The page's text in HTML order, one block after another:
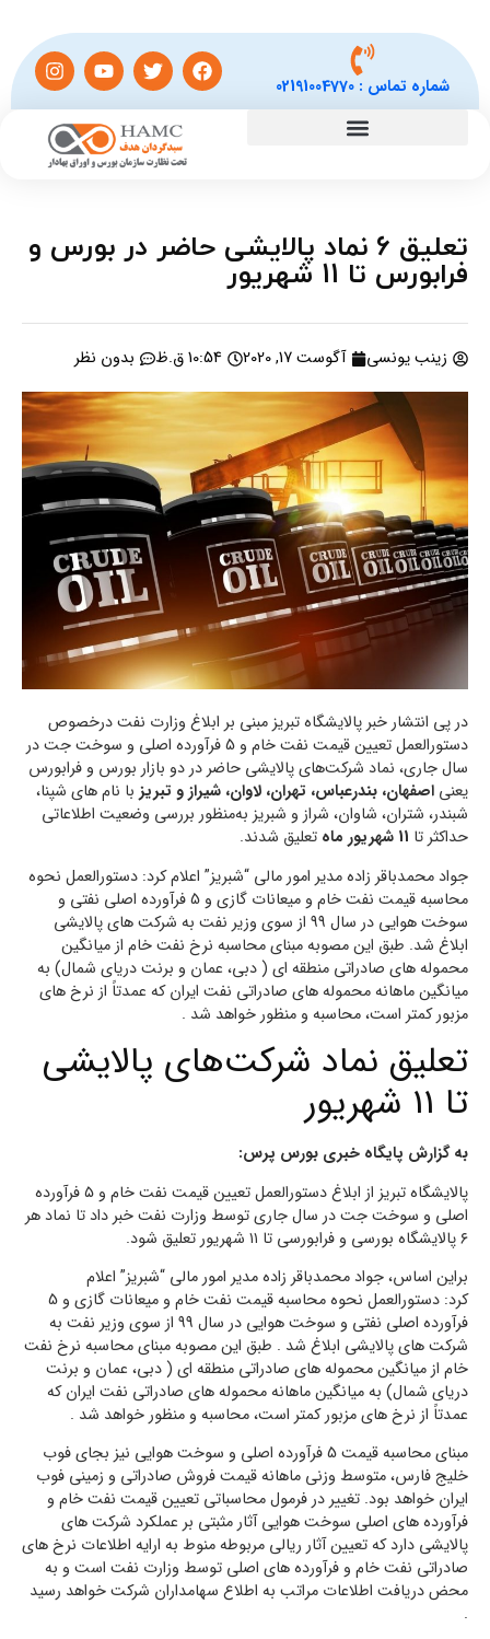
شماره تماس :02191004770
تعلیق 6 نماد پالایشی حاضر در بورس و
فرابورس تا 11 شهریور
زینب یونسی آگوست 17, 2020 10:54 ق.ظ بدون نظر
در پی انتشار خبر پالایشگاه تبریز مبنی بر ابلاغ وزارت نفت درخصوص
دستورالعمل تعیین قیمت نفت خام و 5 فرآورده اصلی و سوخت جت در
سال جاری، نماد شرکت‌های پالایشی حاضر در دو بازار بورس و فرابورس
یعنی اصفهان، بندرعباس، تهران، لاوان، شیراز و تبریز با نام های شپنا،
شبندر، شتران، شاوان، شراز و شبریز به‌منظور بررسی وضعیت اطلاعاتی
حداکثر تا 11 شهریور ماه
تعلیق شدند.
جواد محمدباقر زاده مدیر امور مالی “شبریز” اعلام کرد: دستورالعمل نحوه
محاسبه قیمت نفت خام و میعانات گازی و 5 فرآورده اصلی نفتی و
سوخت هوایی در سال 99 از سوی وزیر نفت به شرکت های پالایشی
ابلاغ شد. طبق این مصوبه مبنای محاسبه نرخ نفت خام از میانگین
محموله های صادراتی منطقه ای ( دبی، عمان و برنت دریای شمال) به
میانگین ماهانه محموله های صادراتی نفت ایران که عمدتاً از نرخ های
مزبور کمتر است، محاسبه و منظور خواهد شد .
تعلیق نماد شرکت‌های پالایشی
تا 11 شهریور
به گزارش پایگاه خبری بورس پرس:
پالایشگاه تبریز از ابلاغ دستورالعمل تعیین قیمت نفت خام و ۵ فرآورده
اصلی و سوخت جت در سال جاری توسط وزارت نفت خبر داد تا نماد هر
۶ پالایشگاه بورسی و فرابورسی تا ۱۱ شهریور تعلیق شود.
براین اساس، جواد محمدباقر زاده مدیر امور مالی “شبریز” اعلام
کرد: دستورالعمل نحوه محاسبه قیمت نفت خام و میعانات گازی و 5
فرآورده اصلی نفتی و سوخت هوایی در سال 99 از سوی وزیر نفت به
شرکت های پالایشی ابلاغ شد . طبق این مصوبه مبنای محاسبه نرخ نفت
خام از میانگین محموله های صادراتی منطقه ای ( دبی، عمان و برنت
دریای شمال) به میانگین ماهانه محموله های صادراتی نفت ایران که
عمدتاً از نرخ های مزبور کمتر است، محاسبه و منظور خواهد شد .
مبنای محاسبه قیمت 5 فرآورده اصلی و سوخت هوایی نیز بجای فوب
خلیج فارس، متوسط وزنی ماهانه قیمت فروش صادراتی و زمینی فوب
ایران خواهد بود. تغییر در فرمول محاسباتی تعیین قیمت نفت خام و
فرآورده های اصلی سوخت هوایی آثار مثبتی بر عملکرد شرکت های
پالایشی دارد که تعیین آثار ریالی مربوطه منوط به ارایه اطلاعات نرخ های
صادراتی نفت خام و فرآورده های اصلی توسط وزارت نفت است و به
محض دریافت اطلاعات مراتب به اطلاع سهامداران شرکت خواهد رسید
.